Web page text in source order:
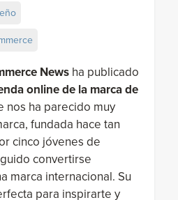
Newsha publicado
online de la marca de
nos ha parecido muy
fundada hace tan
cinco jóvenes de
convertirse
marca internacional. Su
para inspirarte y